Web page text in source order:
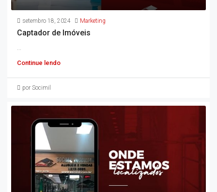
setembro 18, 2024 Marketing
Captador de Imóveis
Continue lendo
por Socimil